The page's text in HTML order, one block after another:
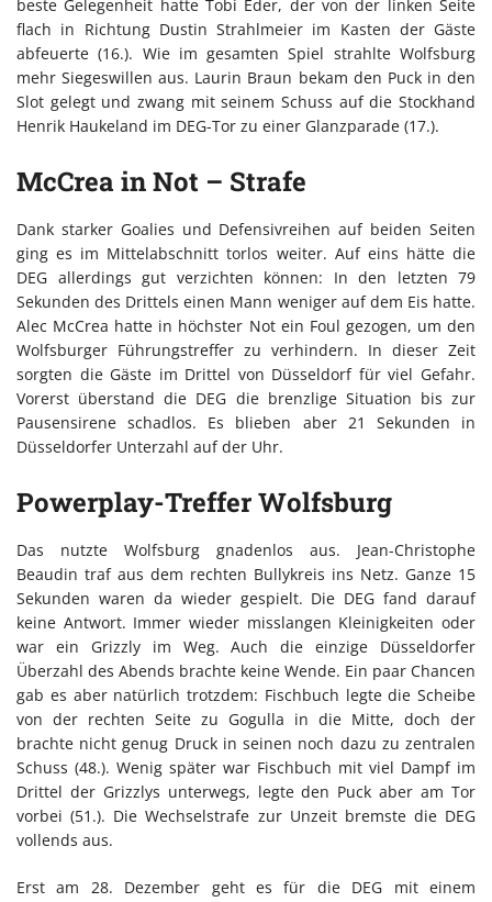
beste Gelegenheit hatte Tobi Eder, der von der linken Seite
flach in Richtung Dustin Strahlmeier im Kasten der Gäste
abfeuerte (16.). Wie im gesamten Spiel strahlte Wolfsburg
mehr Siegeswillen aus. Laurin Braun bekam den Puck in den
Slot gelegt und zwang mit seinem Schuss auf die Stockhand
Henrik Haukeland im DEG-Tor zu einer Glanzparade (17.).
McCrea in Not – Strafe
Dank starker Goalies und Defensivreihen auf beiden Seiten
ging es im Mittelabschnitt torlos weiter. Auf eins hätte die
DEG allerdings gut verzichten können: In den letzten 79
Sekunden des Drittels einen Mann weniger auf dem Eis hatte.
Alec McCrea hatte in höchster Not ein Foul gezogen, um den
Wolfsburger Führungstreffer zu verhindern. In dieser Zeit
sorgten die Gäste im Drittel von Düsseldorf für viel Gefahr.
Vorerst überstand die DEG die brenzlige Situation bis zur
Pausensirene schadlos. Es blieben aber 21 Sekunden in
Düsseldorfer Unterzahl auf der Uhr.
Powerplay-Treffer Wolfsburg
Das nutzte Wolfsburg gnadenlos aus. Jean-Christophe
Beaudin traf aus dem rechten Bullykreis ins Netz. Ganze 15
Sekunden waren da wieder gespielt. Die DEG fand darauf
keine Antwort. Immer wieder misslangen Kleinigkeiten oder
war ein Grizzly im Weg. Auch die einzige Düsseldorfer
Überzahl des Abends brachte keine Wende. Ein paar Chancen
gab es aber natürlich trotzdem: Fischbuch legte die Scheibe
von der rechten Seite zu Gogulla in die Mitte, doch der
brachte nicht genug Druck in seinen noch dazu zu zentralen
Schuss (48.). Wenig später war Fischbuch mit viel Dampf im
Drittel der Grizzlys unterwegs, legte den Puck aber am Tor
vorbei (51.). Die Wechselstrafe zur Unzeit bremste die DEG
vollends aus.
Erst am 28. Dezember geht es für die DEG mit einem